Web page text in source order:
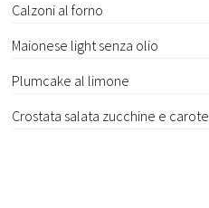
Calzoni al forno
Maionese light senza olio
Plumcake al limone
Crostata salata zucchine e carote